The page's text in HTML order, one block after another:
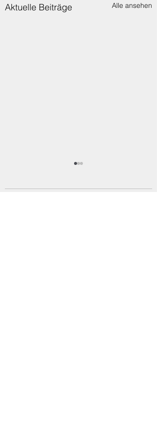
Aktuelle Beiträge Alle ansehen